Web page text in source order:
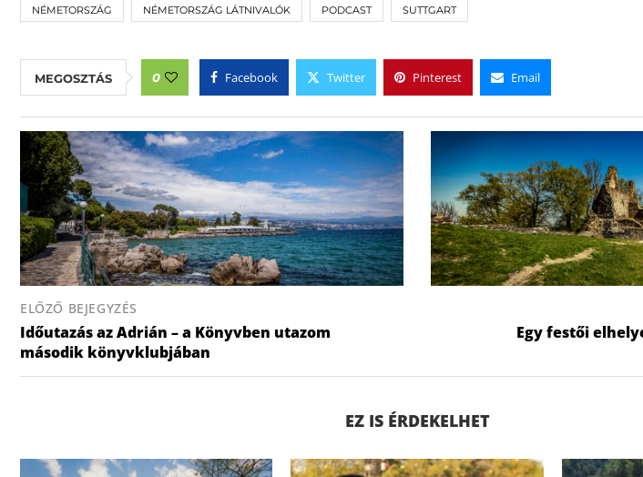
NÉMETORSZÁG NÉMETORSZÁG LÁTNIVALÓK PODCAST SUTTGART
MEGOSZTÁS 0 Facebook Twitter Pinterest Email
ELŐZŐ BEJEGYZÉS
Időutazás az Adrián – a Könyvben utazom
második könyvklubjában
Egy festői
EZ IS ÉRDEKELHET